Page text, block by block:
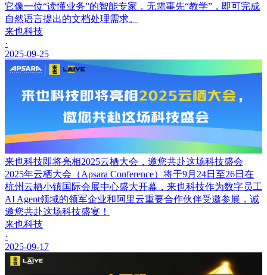
它像一位“读懂业务”的智能专家，无需事先“教学”，即可完成
自然语言提出的文档处理需求。
来也科技
·
2025-09-25
来也科技即将亮相2025云栖大会，邀您共赴这场科技盛会
2025年云栖大会（Apsara Conference）将于9月24日至26日在
杭州云栖小镇国际会展中心盛大开幕，来也科技作为数字员工
AI Agent领域的领军企业和阿里云重要合作伙伴受邀参展，诚
邀您共赴这场科技盛宴！
来也科技
·
2025-09-17